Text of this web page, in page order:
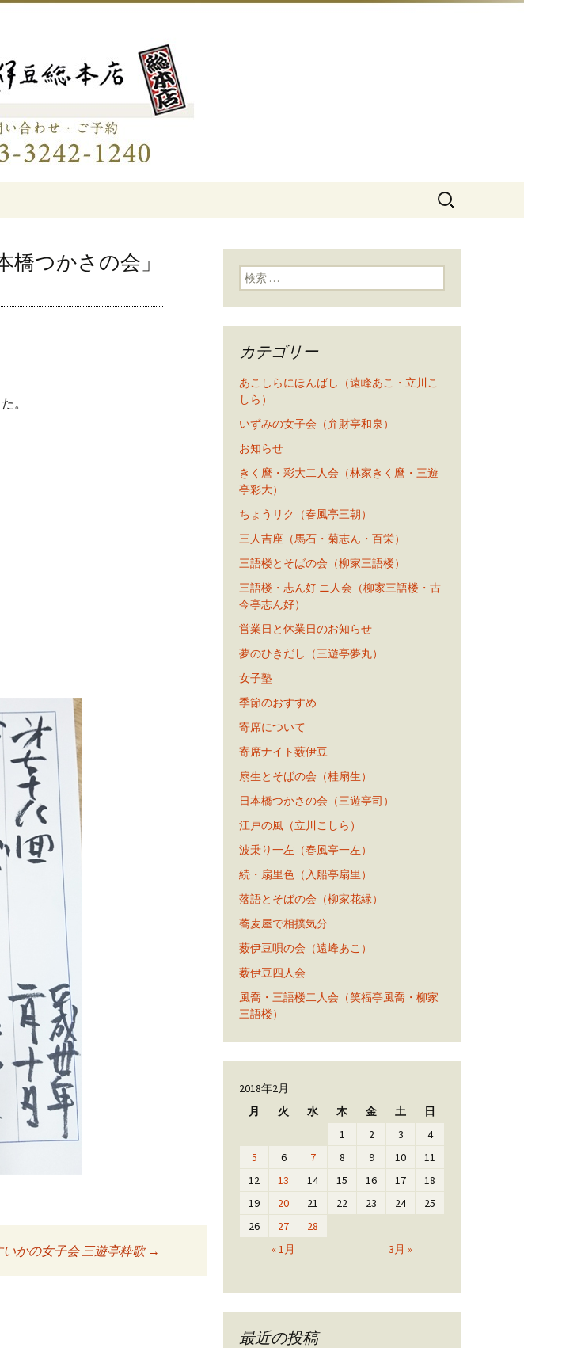
屋「藪伊豆総本店」
検
橋つかさの会」
。
かの女子会 三遊亭粋歌 →
検索:
カテゴリー
あこしらにほんばし（遠峰あこ・立川こ
しら）
いずみの女子会（弁財亭和泉）
お知らせ
きく麿・彩大二人会（林家きく麿・三遊
亭彩大）
ちょうリク（春風亭三朝）
三人吉座（馬石・菊志ん・百栄）
三語楼とそばの会（柳家三語楼）
三語楼・志ん好 ニ人会（柳家三語楼・古
今亭志ん好）
営業日と休業日のお知らせ
夢のひきだし（三遊亭夢丸）
女子塾
季節のおすすめ
寄席について
寄席ナイト薮伊豆
扇生とそばの会（桂扇生）
日本橋つかさの会（三遊亭司）
江戸の風（立川こしら）
波乗り一左（春風亭一左）
続・扇里色（入船亭扇里）
落語とそばの会（柳家花緑）
蕎麦屋で相撲気分
薮伊豆唄の会（遠峰あこ）
薮伊豆四人会
風喬・三語楼二人会（笑福亭風喬・柳家
三語楼）
2018年2月
月
火 水 木 金 土 日
« 1月 3月 »
1 2 3
4
5
6 7 8 9 10
11
12
13 14 15 16 17
18
19
20 21 22 23 24
25
26
27 28
最近の投稿